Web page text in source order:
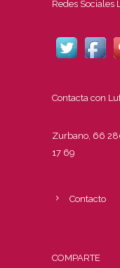
Redes Sociales
Contacta con
Zurbano, 66
17 69
Contacto
COMPARTE